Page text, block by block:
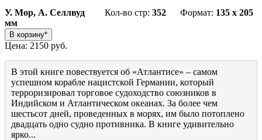
У. Мор, А. Селлвуд Кол-во стр: 352 Формат: 135 x 205
мм
Цена: 2150 руб.
В этой книге повествуется об «Атлантисе» – самом
успешном корабле нацистской Германии, который
терроризировал торговое судоходство союзников в
Индийском и Атлантическом океанах. За более чем
шестьсот дней, проведенных в морях, им было потоплено
двадцать одно судно противника. В книге удивительно
ярко...